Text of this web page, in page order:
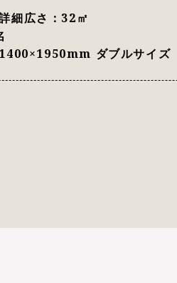
細広さ：32㎡
ダブルサイズ